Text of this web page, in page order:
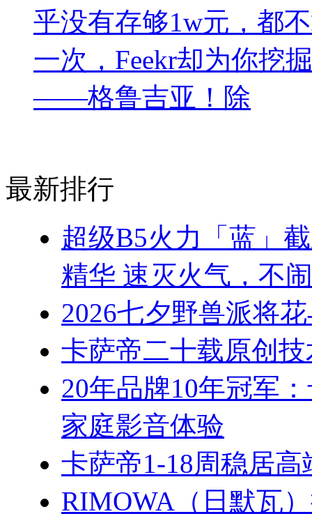
乎没有存够1w元，都
一次，Feekr却为你挖
——格鲁吉亚！除
最新排行
超级B5火力「蓝」
精华 速灭火气，不
2026七夕野兽派将
卡萨帝二十载原创
20年品牌10年冠军
家庭影音体验
卡萨帝1-18周稳居
RIMOWA（日默瓦